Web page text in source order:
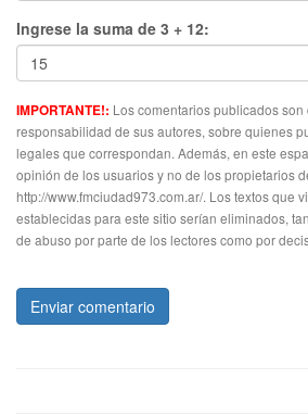
Ingrese la suma de 3 + 12:
IMPORTANTE!: Los comentarios publicados son
responsabilidad de sus autores, sobre quienes
legales que correspondan. Además, en este
opinión de los usuarios y no de los propietarios
http://www.fmciudad973.com.ar/. Los textos que
establecidas para este sitio serían eliminados,
de abuso por parte de los lectores como por
Enviar comentario